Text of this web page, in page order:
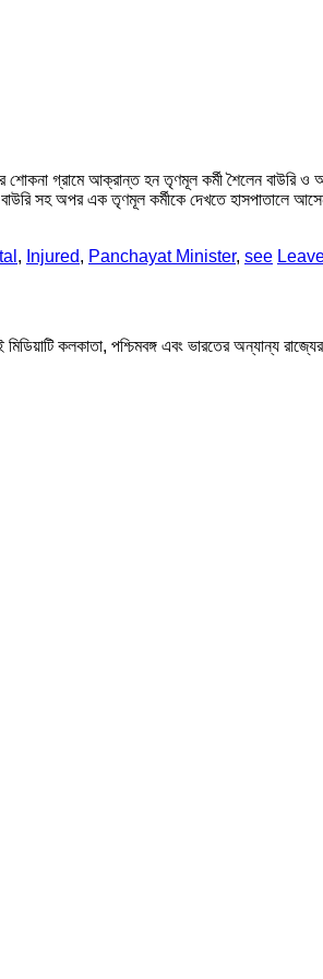
শোকনা গ্রামে আক্রান্ত হন তৃণমূল কর্মী শৈলেন
সহ অপর এক তৃণমূল কর্মীকে দেখতে হাসপাতালে
, Injured, Panchayat Minister, see
কলকাতা, পশ্চিমবঙ্গ এবং ভারতের অন্যান্য